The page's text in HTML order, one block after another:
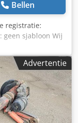
Bellen
registratie:
geen sjabloon Wij
Cjdpfx Ajzrr
u niet kunt vinden
Advertentie